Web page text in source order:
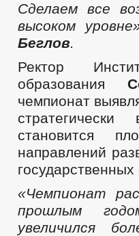
Сделаем все
высоком
Беглов.
Ректор
образования
чемпионат
становится
направлений
«Чемпионат
прошлым
увеличился